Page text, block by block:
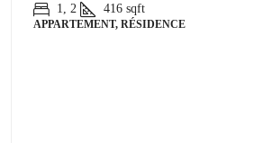
1, 2
416 sqft
APPARTEMENT, RÉSIDENCE